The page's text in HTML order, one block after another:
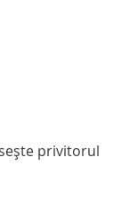
privitorul